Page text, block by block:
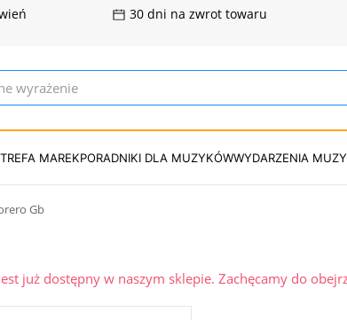
30 dni na zwrot towaru
MAREKPORADNIKI DLA MUZYKÓWWYDARZENIA
Gb
już dostępny w naszym sklepie. Zachęcamy do